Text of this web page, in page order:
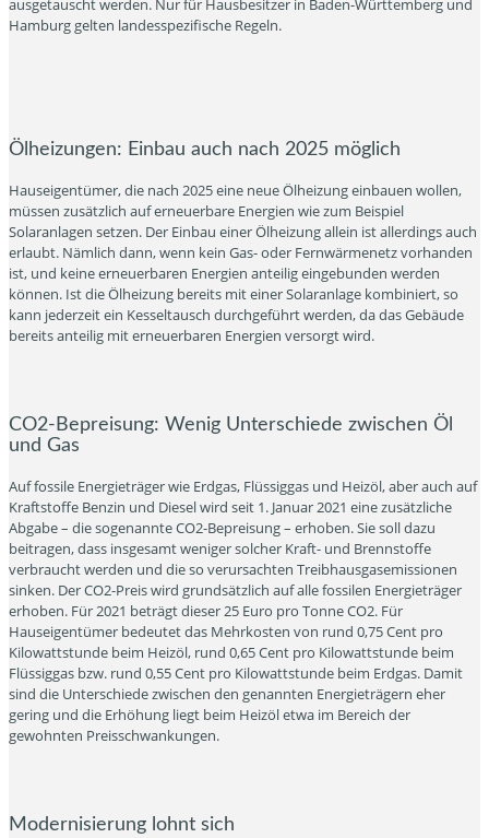
ausgetauscht werden. Nur für Hausbesitzer in Baden-Württemberg und
Hamburg gelten landesspezifische Regeln.
Ölheizungen: Einbau auch nach 2025 möglich
Hauseigentümer, die nach 2025 eine neue Ölheizung einbauen wollen,
müssen zusätzlich auf erneuerbare Energien wie zum Beispiel
Solaranlagen setzen. Der Einbau einer Ölheizung allein ist allerdings auch
erlaubt. Nämlich dann, wenn kein Gas- oder Fernwärmenetz vorhanden
ist, und keine erneuerbaren Energien anteilig eingebunden werden
können. Ist die Ölheizung bereits mit einer Solaranlage kombiniert, so
kann jederzeit ein Kesseltausch durchgeführt werden, da das Gebäude
bereits anteilig mit erneuerbaren Energien versorgt wird.
CO2-Bepreisung: Wenig Unterschiede zwischen Öl
und Gas
Auf fossile Energieträger wie Erdgas, Flüssiggas und Heizöl, aber auch auf
Kraftstoffe Benzin und Diesel wird seit 1. Januar 2021 eine zusätzliche
Abgabe – die sogenannte CO2-Bepreisung – erhoben. Sie soll dazu
beitragen, dass insgesamt weniger solcher Kraft- und Brennstoffe
verbraucht werden und die so verursachten Treibhausgasemissionen
sinken. Der CO2-Preis wird grundsätzlich auf alle fossilen Energieträger
erhoben. Für 2021 beträgt dieser 25 Euro pro Tonne CO2. Für
Hauseigentümer bedeutet das Mehrkosten von rund 0,75 Cent pro
Kilowattstunde beim Heizöl, rund 0,65 Cent pro Kilowattstunde beim
Flüssiggas bzw. rund 0,55 Cent pro Kilowattstunde beim Erdgas. Damit
sind die Unterschiede zwischen den genannten Energieträgern eher
gering und die Erhöhung liegt beim Heizöl etwa im Bereich der
gewohnten Preisschwankungen.
Modernisierung lohnt sich